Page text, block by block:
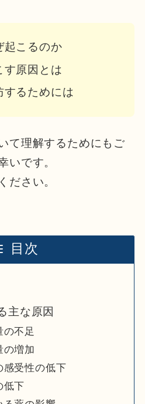
起こるのか
す原因とは
するためには
て理解するためにもご
いです。
ださい。
目次
主な原因
の不足
の増加
感受性の低下
低下